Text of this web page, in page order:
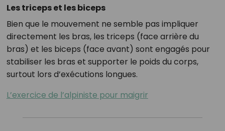
Les triceps et les biceps
Bien que le mouvement ne semble pas impliquer
directement les bras, les triceps (face arrière du
bras) et les biceps (face avant) sont engagés pour
stabiliser les bras et supporter le poids du corps,
surtout lors d’exécutions longues.
L’exercice de l’alpiniste pour maigrir